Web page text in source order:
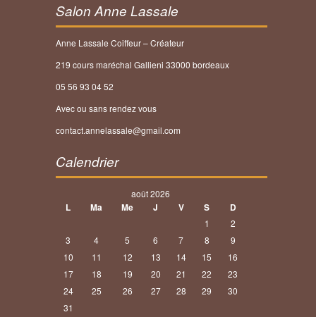
Salon Anne Lassale
Anne Lassale Coiffeur – Créateur
219 cours maréchal Gallieni 33000 bordeaux
05 56 93 04 52
Avec ou sans rendez vous
contact.annelassale@gmail.com
Calendrier
août 2026
L Ma Me J V S D
1
2
3
4 5 6 7 8
9
10
11 12 13 14 15
16
17
18 19 20 21 22
23
24
25 26 27 28 29
30
31